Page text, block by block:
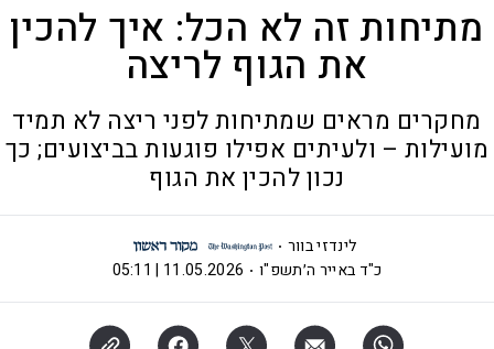
מתיחות זה לא הכל: איך להכין
את הגוף לריצה
מחקרים מראים שמתיחות לפני ריצה לא תמיד
מועילות – ולעיתים אפילו פוגעות בביצועים; כך
נכון להכין את הגוף
לינדזי בוור
כ"ד באייר ה׳תשפ"ו
11.05.2026 | 05:11